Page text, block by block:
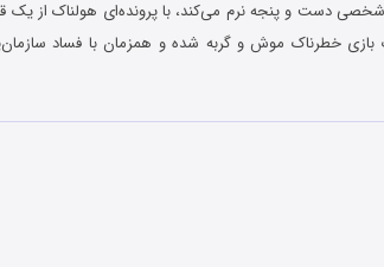
دست و پنجه نرم می‌کند، با پرونده‌ای هولناک از یک
بازی خطرناک موش و گربه شده و همزمان با فساد